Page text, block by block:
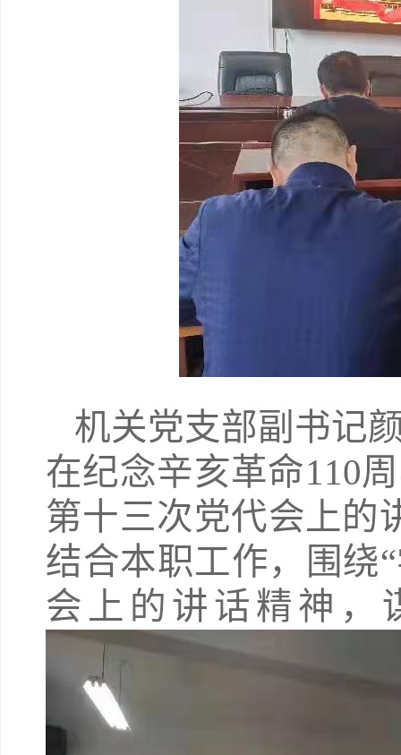
机关党支部副书记
在纪念辛亥革命110
第十三次党代会上的
结合本职工作，围绕
会上的讲话精神，